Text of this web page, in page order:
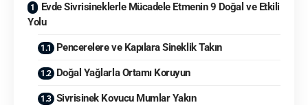
Evde Sivrisineklerle Mücadele Etmenin 9 Doğal ve Etkili
Yolu
Pencerelere ve Kapılara Sineklik Takın
Doğal Yağlarla Ortamı Koruyun
Sivrisinek Kovucu Mumlar Yakın